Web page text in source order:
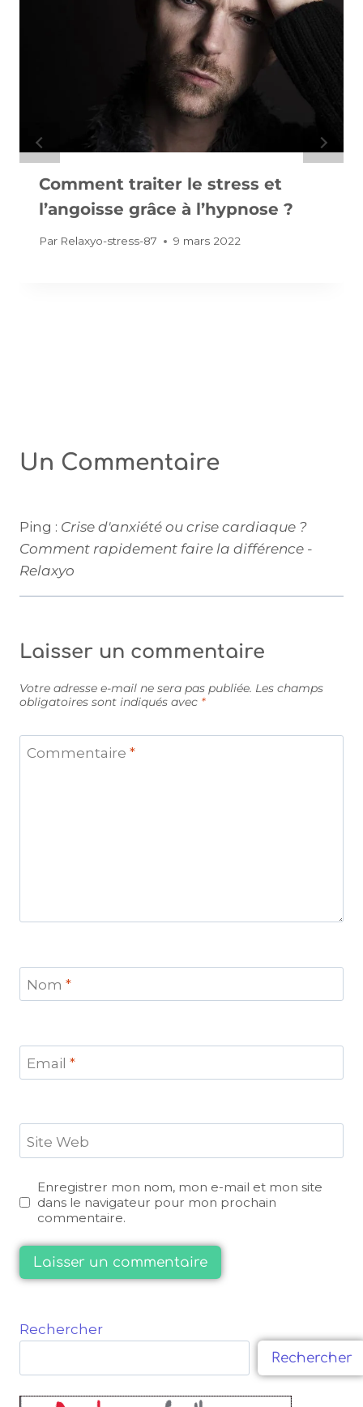
Comment traiter le stress et
l’angoisse grâce à l’hypnose ?
Par Relaxyo-stress-87 9 mars 2022
Un Commentaire
Ping : Crise d'anxiété ou crise cardiaque ?
Comment rapidement faire la différence -
Relaxyo
Laisser un commentaire
Votre adresse e-mail ne sera pas publiée. Les champs
obligatoires sont indiqués avec *
Commentaire *
Nom *
Email *
Site Web
Enregistrer mon nom, mon e-mail et mon site
dans le navigateur pour mon prochain
commentaire.
Rechercher
Rechercher